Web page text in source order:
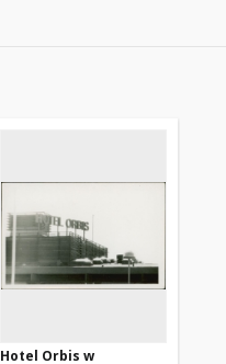
Hotel Orbis w